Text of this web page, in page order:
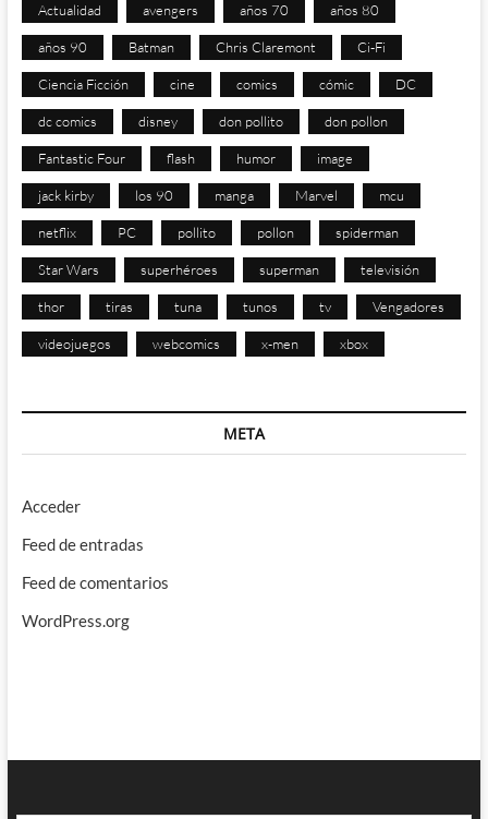
Actualidad avengers años 70 años 80
años 90 Batman Chris Claremont Ci-Fi
Ciencia Ficción cine comics cómic DC
dc comics disney don pollito don pollon
Fantastic Four flash humor image
jack kirby los 90 manga Marvel mcu
netflix PC pollito pollon spiderman
Star Wars superhéroes superman televisión
thor tiras tuna tunos tv Vengadores
videojuegos webcomics x-men xbox
META
Acceder
Feed de entradas
Feed de comentarios
WordPress.org